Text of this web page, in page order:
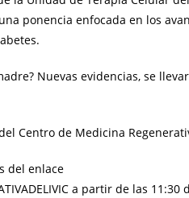
ponencia enfocada en los
Nuevas evidencias, se
Centro de Medicina
del enlace
a partir de las